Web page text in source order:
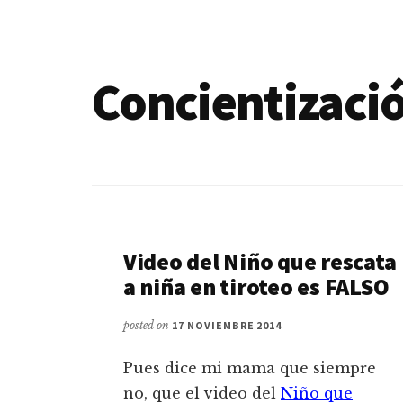
Video del Niño que rescata
a niña en tiroteo es FALSO
posted on 17 NOVIEMBRE 2014
Pues dice mi mama que siempre
no, que el video del Niño que